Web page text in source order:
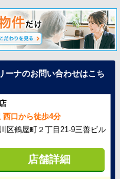
ーナのお問い合わせはこち
西口から徒歩4分
区鶴屋町２丁目21-9三善ビル
店舗詳細